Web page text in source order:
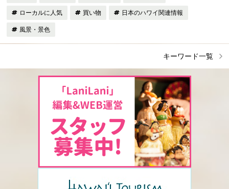
ローカルに人気 買い物 日本のハワイ関連情報
風景・景色
キーワード一覧